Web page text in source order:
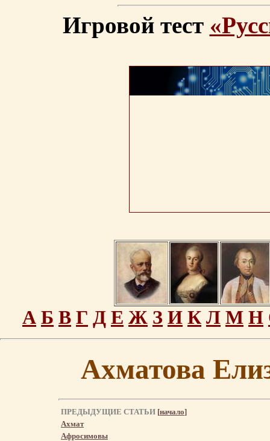
Игровой тест
А Б В Г Д Е Ж З И К Л М Н
Ахматова
ПРЕДЫДУЩИЕ СТАТЬИ [начало]
Ахмат
Афросимовы